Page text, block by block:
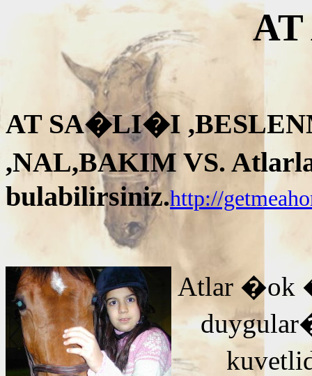
AT SA�LI�I
,NAL,BAKIM VS.
bulabilirsiniz.http://
Atlar �ok